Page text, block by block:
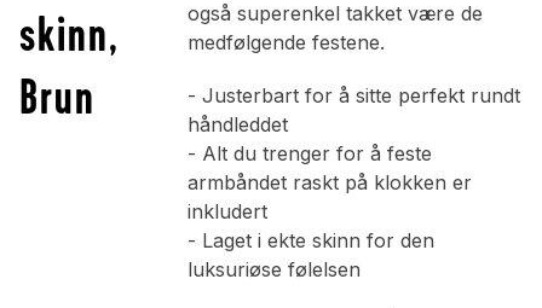
skinn,
Brun
også superenkel takket være de
medfølgende festene.
- Justerbart for å sitte perfekt rundt
håndleddet
- Alt du trenger for å feste
armbåndet raskt på klokken er
inkludert
- Laget i ekte skinn for den
luksuriøse følelsen